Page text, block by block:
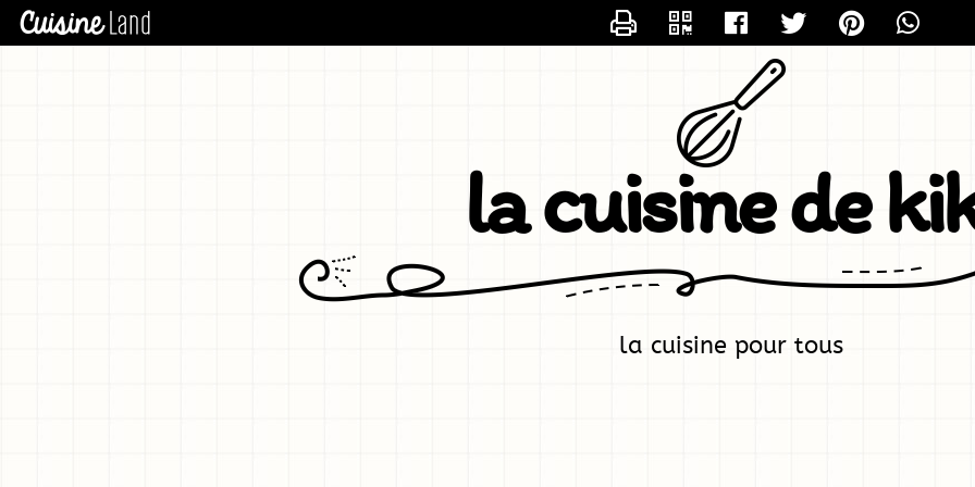
la cuisine de
la cuisine pour tous
CONTACTER KIKI